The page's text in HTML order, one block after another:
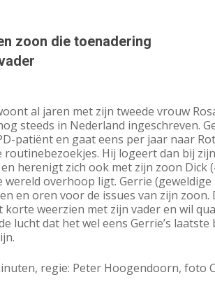
zoon die toenadering
al jaren met zijn tweede vrouw
steeds in Nederland ingeschreven.
patiënt en gaat eens per jaar naar
Hij logeert dan bij zijn
herenigt zich ook met zijn zoon Dick
wereld overhoop ligt. Gerrie (geweldige
en oren voor de issues van zijn zoon.
weerzien met zijn vader en wil
lucht dat het wel eens Gerrie’s laatste
regie: Peter Hoogendoorn, foto